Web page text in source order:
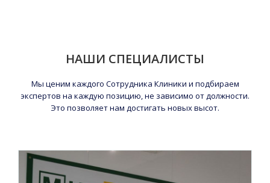
НАШИ СПЕЦИАЛИСТЫ
Мы ценим каждого Сотрудника Клиники и подбираем
экспертов на каждую позицию, не зависимо от должности.
Это позволяет нам достигать новых высот.